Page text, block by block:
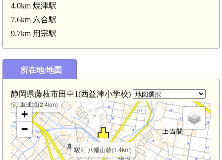
4.0km 焼津駅
7.6km 六合駅
9.7km 用宗駅
所在地/地図
静岡県藤枝市田中1(西益津小学校)
駿河 八幡山砦(1.4km)
駿河 東浦城(2.4km)
駿河 朝日山城(3.7km)
+
−